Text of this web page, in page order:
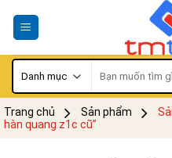
kiếm:
Trang chủ Sản phẩm
hàn quang z1c cũ”